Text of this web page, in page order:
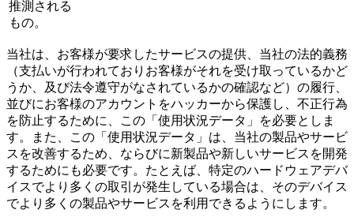
推測される
もの。
当社は、お客様が要求したサービスの提供、当社の法的義務
（支払いが行われておりお客様がそれを受け取っているかど
うか、及び法令遵守がなされているかの確認など）の履行、
並びにお客様のアカウントをハッカーから保護し、不正行為
を防止するために、この「使用状況データ」を必要としま
す。また、この「使用状況データ」は、当社の製品やサービ
スを改善するため、ならびに新製品や新しいサービスを開発
するためにも必要です。たとえば、特定のハードウェアデバ
イスでより多くの取引が発生している場合は、そのデバイス
でより多くの製品やサービスを利用できるようにします。